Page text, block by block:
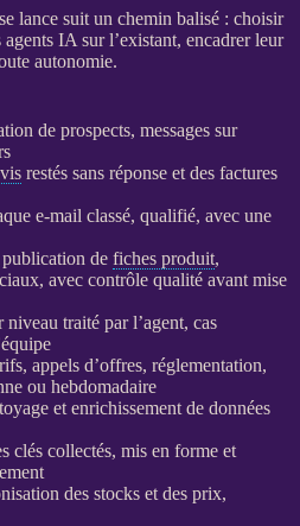
lance suit un chemin balisé : choisir
agents IA sur l’existant, encadrer leur
autonomie.
de prospects, messages sur
restés sans réponse et des factures
e-mail classé, qualifié, avec une
de fiches produit,
avec contrôle qualité avant mise
traité par l’agent, cas
appels d’offres, réglementation,
ou hebdomadaire
et enrichissement de données
clés collectés, mis en forme et
des stocks et des prix,